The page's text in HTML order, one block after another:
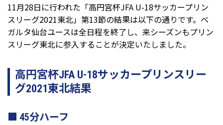
11月28日に行われた「高円宮杯JFA U-18サッカープリン
スリーグ2021東北」第13節の結果は以下の通りです。ベ
ガルタ仙台ユースは全日程を終了し、来シーズンもプリン
スリーグ東北に参入することが決定いたしました。
高円宮杯JFA U-18サッカープリンスリー
グ2021東北結果
45分ハーフ